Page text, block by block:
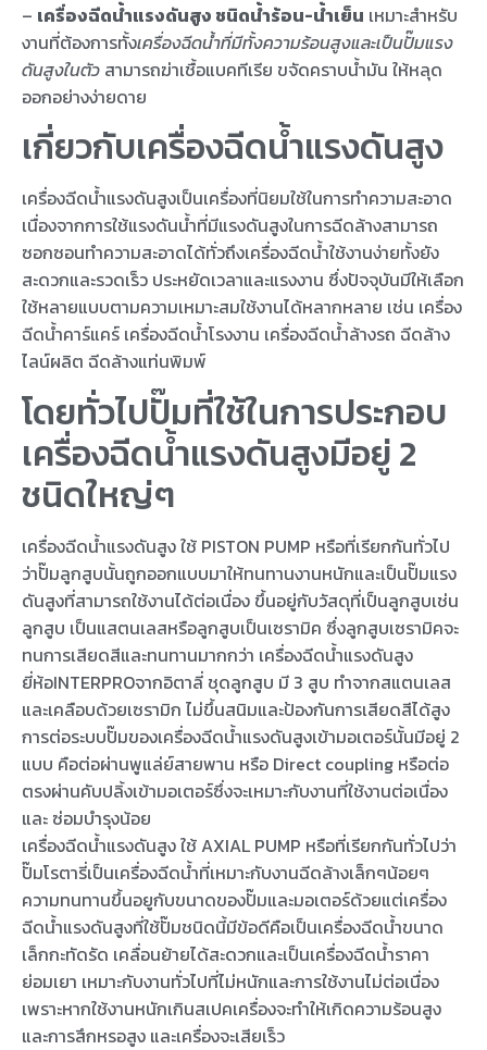
– เครื่องฉีดน้ำแรงดันสูง ชนิดน้ำร้อน-น้ำเย็น เหมาะสำหรับ
งานที่ต้องการทั้งเครื่องฉีดน้ำที่มีทั้งความร้อนสูงและเป็นปั๊มแรง
ดันสูงในตัว สามารถฆ่าเชื้อแบคทีเรีย ขจัดคราบน้ำมัน ให้หลุด
ออกอย่างง่ายดาย
เกี่ยวกับเครื่องฉีดน้ำแรงดันสูง
เครื่องฉีดน้ำแรงดันสูงเป็นเครื่องที่นิยมใช้ในการทำความสะอาด
เนื่องจากการใช้แรงดันน้ำที่มีแรงดันสูงในการฉีดล้างสามารถ
ซอกซอนทำความสะอาดได้ทั่วถึงเครื่องฉีดน้ำใช้งานง่ายทั้งยัง
สะดวกและรวดเร็ว ประหยัดเวลาและแรงงาน ซึ่งปัจจุบันมีให้เลือก
ใช้หลายแบบตามความเหมาะสมใช้งานได้หลากหลาย เช่น เครื่อง
ฉีดน้ำคาร์แคร์ เครื่องฉีดน้ำโรงงาน เครื่องฉีดน้ำล้างรถ ฉีดล้าง
ไลน์ผลิต ฉีดล้างแท่นพิมพ์
โดยทั่วไปปั๊มที่ใช้ในการประกอบ
เครื่องฉีดน้ำแรงดันสูงมีอยู่ 2
ชนิดใหญ่ๆ
เครื่องฉีดน้ำแรงดันสูง ใช้ PISTON PUMP หรือที่เรียกกันทั่วไป
ว่าปั๊มลูกสูบนั้นถูกออกแบบมาให้ทนทานงานหนักและเป็นปั๊มแรง
ดันสูงที่สามารถใช้งานได้ต่อเนื่อง ขึ้นอยู่กับวัสดุที่เป็นลูกสูบเช่น
ลูกสูบ เป็นแสตนเลสหรือลูกสูบเป็นเซรามิค ซึ่งลูกสูบเซรามิคจะ
ทนการเสียดสีและทนทานมากกว่า เครื่องฉีดน้ำแรงดันสูง
ยี่ห้อINTERPROจากอิตาลี่ ชุดลูกสูบ มี 3 สูบ ทำจากสแตนเลส
และเคลือบด้วยเซรามิก ไม่ขึ้นสนิมและป้องกันการเสียดสีได้สูง
การต่อระบบปั๊มของเครื่องฉีดน้ำแรงดันสูงเข้ามอเตอร์นั้นมีอยู่ 2
แบบ คือต่อผ่านพูแล่ย์สายพาน หรือ Direct coupling หรือต่อ
ตรงผ่านคับปลิ้งเข้ามอเตอร์ซึ่งจะเหมาะกับงานที่ใช้งานต่อเนื่อง
และ ซ่อมบำรุงน้อย
เครื่องฉีดน้ำแรงดันสูง ใช้ AXIAL PUMP หรือที่เรียกกันทั่วไปว่า
ปั๊มโรตารี่เป็นเครื่องฉีดน้ำที่เหมาะกับงานฉีดล้างเล็กๆน้อยๆ
ความทนทานขึ้นอยูกับขนาดของปั๊มและมอเตอร์ด้วยแต่เครื่อง
ฉีดน้ำแรงดันสูงที่ใช้ปั๊มชนิดนี้มีข้อดีคือเป็นเครื่องฉีดน้ำขนาด
เล็กกะทัดรัด เคลื่อนย้ายได้สะดวกและเป็นเครื่องฉีดน้ำราคา
ย่อมเยา เหมาะกับงานทั่วไปที่ไม่หนักและการใช้งานไม่ต่อเนื่อง
เพราะหากใช้งานหนักเกินสเปคเครื่องจะทำให้เกิดความร้อนสูง
และการสึกหรอสูง และเครื่องจะเสียเร็ว